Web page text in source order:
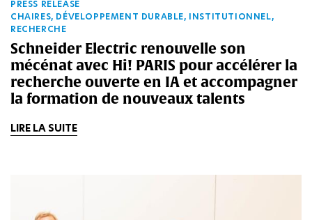
PRESS RELEASE
CHAIRES, DÉVELOPPEMENT DURABLE, INSTITUTIONNEL,
RECHERCHE
Schneider Electric renouvelle son
mécénat avec Hi! PARIS pour accélérer la
recherche ouverte en IA et accompagner
la formation de nouveaux talents
LIRE LA SUITE